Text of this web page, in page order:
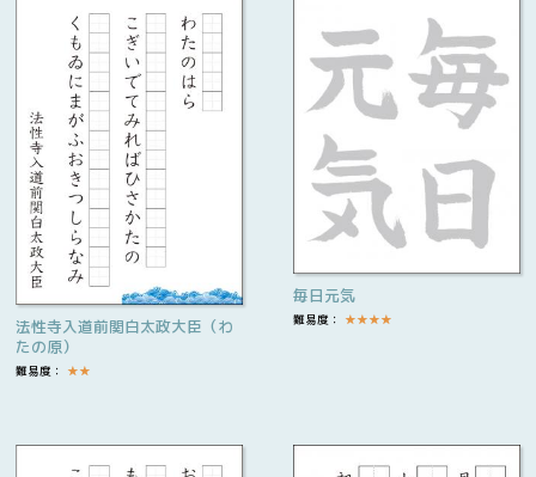
法性寺入道前関白太政大臣（わ
たの原）
難易度： ★★
毎日元気
難易度： ★★★★